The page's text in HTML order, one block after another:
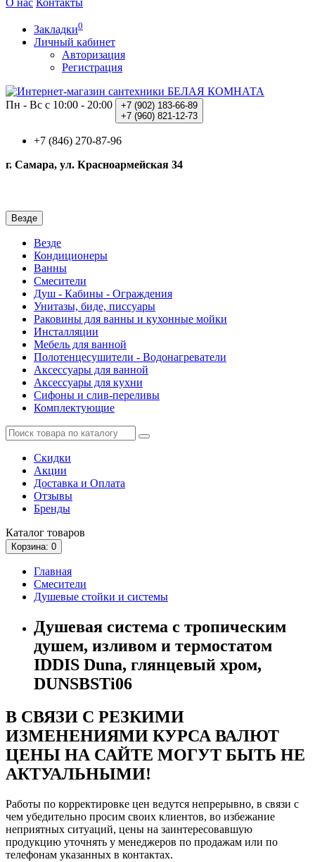
О нас Контакты
Закладки0
Личный кабинет
Авторизация
Регистрация
Пн - Вс с 10:00 - 20:00 +7 (902) 183-66-89
+7 (960) 821-12-73
+7 (846) 270-87-96
г. Самара, ул. Красноармейская 34
Везде
Везде
Кондиционеры
Ванны
Смесители
Душ - Кабины - Ограждения
Унитазы, биде, писсуары
Раковины для ванны и кухонные мойки
Инсталляции
Мебель для ванной
Полотенцесушители - Водонагреватели
Аксессуары для ванной
Аксессуары для кухни
Сифоны и слив-переливы
Комплектующие
Скидки
Акции
Доставка и Оплата
Отзывы
Бренды
Каталог товаров
Корзина: 0
Главная
Смесители
Душевые стойки и системы
Душевая система с тропическим
душем, изливом и термостатом
IDDIS Duna, глянцевый хром,
DUNSBSTi06
В СВЯЗИ С РЕЗКИМИ
ИЗМЕНЕНИЯМИ КУРСА ВАЛЮТ
ЦЕНЫ НА САЙТЕ МОГУТ БЫТЬ НЕ
АКТУАЛЬНЫМИ!
Работы по корректировке цен ведутся непрерывно, в связи с
чем убедительно просим своих клиентов, во избежание
неприятных ситуаций, цены на заинтересовавшую
продукцию уточнять у менеджеров по продажам или по
телефонам указанных в контактах.